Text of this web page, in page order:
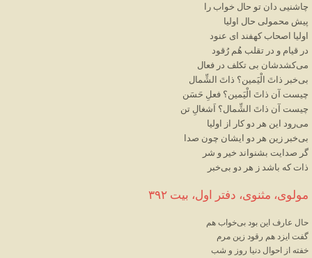
چاشنیی دان تو حال خواب را
پیش محمولی حال اولیا
اولیا
اصحاب کهفند ای عنود
در قیام و در تقلب هُم رُقود
میکشدشان بی تکلف در فعال
بیخبر ذاتَ الْیَمین؟ ذاتَ
الشِّمال
چیست آن ذاتَ الْیَمین؟ فعلِ حَسَن
چیست آن ذاتَ الشِّمال؟ اَشغالِ تن
میرود این هر دو کار از
اوليا
بیخبر زین هر دو ایشان چون صدا
گر صدایت بشنواند خیر و شر
ذات که باشد ز هر دو بیخبر
مولوی، مثنوی، دفتر اول، بیت ۳۹۲
حال عارف این بود بیخواب هم
گفت ایزد هم رقود زین مرم
خفته از احوال دنیا روز و شب